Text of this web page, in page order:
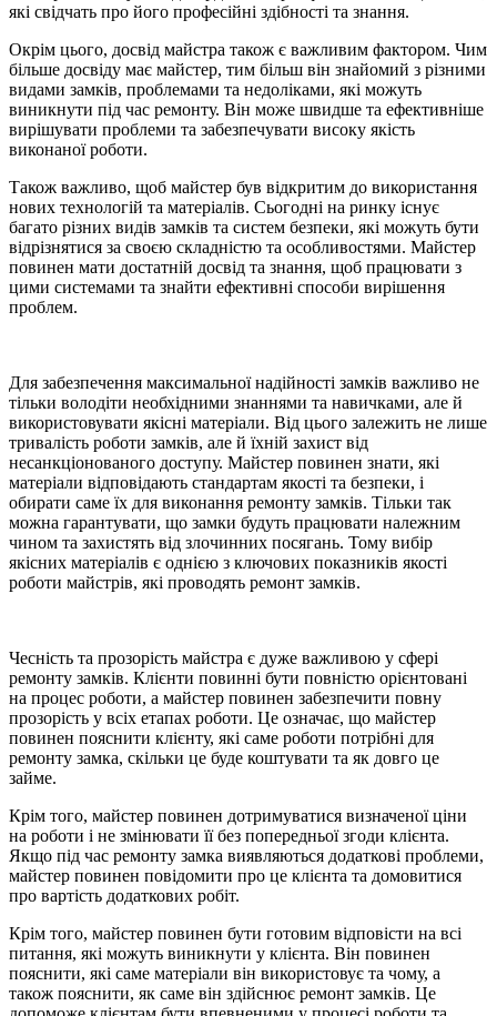
які свідчать про його професійні здібності та знання.
Окрім цього, досвід майстра також є важливим фактором. Чим
більше досвіду має майстер, тим більш він знайомий з різними
видами замків, проблемами та недоліками, які можуть
виникнути під час ремонту. Він може швидше та ефективніше
вирішувати проблеми та забезпечувати високу якість
виконаної роботи.
Також важливо, щоб майстер був відкритим до використання
нових технологій та матеріалів. Сьогодні на ринку існує
багато різних видів замків та систем безпеки, які можуть бути
відрізнятися за своєю складністю та особливостями. Майстер
повинен мати достатній досвід та знання, щоб працювати з
цими системами та знайти ефективні способи вирішення
проблем.
Для забезпечення максимальної надійності замків важливо не
тільки володіти необхідними знаннями та навичками, але й
використовувати якісні матеріали. Від цього залежить не лише
тривалість роботи замків, але й їхній захист від
несанкціонованого доступу. Майстер повинен знати, які
матеріали відповідають стандартам якості та безпеки, і
обирати саме їх для виконання ремонту замків. Тільки так
можна гарантувати, що замки будуть працювати належним
чином та захистять від злочинних посягань. Тому вибір
якісних матеріалів є однією з ключових показників якості
роботи майстрів, які проводять ремонт замків.
Чесність та прозорість майстра є дуже важливою у сфері
ремонту замків. Клієнти повинні бути повністю орієнтовані
на процес роботи, а майстер повинен забезпечити повну
прозорість у всіх етапах роботи. Це означає, що майстер
повинен пояснити клієнту, які саме роботи потрібні для
ремонту замка, скільки це буде коштувати та як довго це
займе.
Крім того, майстер повинен дотримуватися визначеної ціни
на роботи і не змінювати її без попередньої згоди клієнта.
Якщо під час ремонту замка виявляються додаткові проблеми,
майстер повинен повідомити про це клієнта та домовитися
про вартість додаткових робіт.
Крім того, майстер повинен бути готовим відповісти на всі
питання, які можуть виникнути у клієнта. Він повинен
пояснити, які саме матеріали він використовує та чому, а
також пояснити, як саме він здійснює ремонт замків. Це